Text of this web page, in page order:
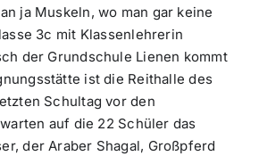
ja Muskeln, wo man gar keine
3c mit Klassenlehrerin
der Grundschule Lienen kommt
ist die Reithalle des
Schultag vor den
auf die 22 Schüler das
der Araber Shagal, Großpferd